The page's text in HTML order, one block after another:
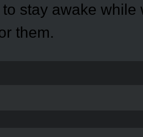
stay awake while
them.